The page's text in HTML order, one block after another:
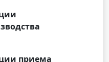
приема